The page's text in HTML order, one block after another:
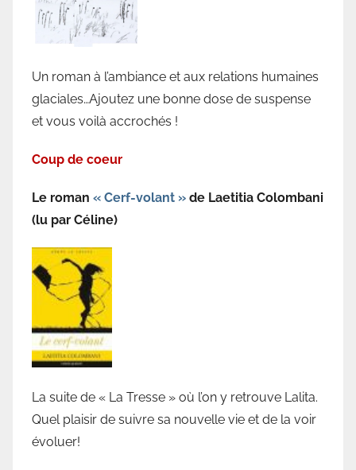
Un roman à l’ambiance et aux relations humaines
glaciales…Ajoutez une bonne dose de suspense
et vous voilà accrochés !
Coup de coeur
Le roman « Cerf-volant » de Laetitia Colombani
(lu par Céline)
La suite de « La Tresse » où l’on y retrouve Lalita.
Quel plaisir de suivre sa nouvelle vie et de la voir
évoluer!